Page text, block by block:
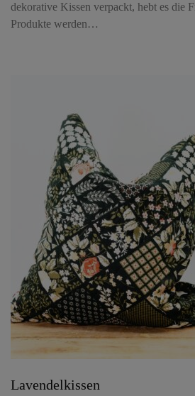
dekorative Kissen verpackt, hebt es die
Produkte werden…
Lavendelkissen